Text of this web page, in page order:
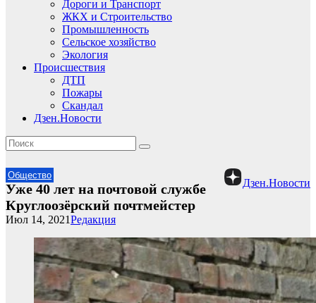
Дороги и Транспорт
ЖКХ и Строительство
Промышленность
Сельское хозяйство
Экология
Происшествия
ДТП
Пожары
Скандал
Дзен.Новости
Общество
Дзен.Новости
Уже 40 лет на почтовой службе
Круглоозёрский почтмейстер
Редакция
Июл 14, 2021